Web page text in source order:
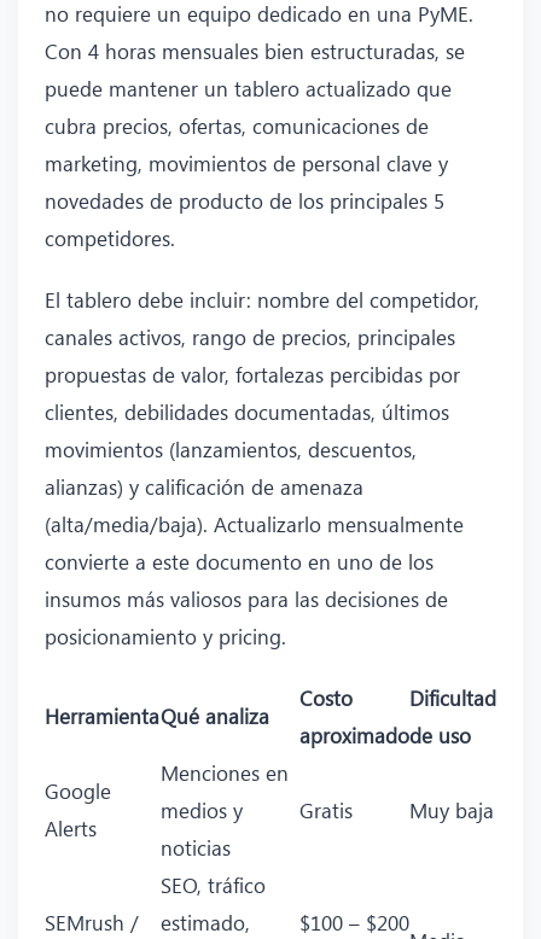
no requiere un equipo dedicado en una PyME.
Con 4 horas mensuales bien estructuradas, se
puede mantener un tablero actualizado que
cubra precios, ofertas, comunicaciones de
marketing, movimientos de personal clave y
novedades de producto de los principales 5
competidores.
El tablero debe incluir: nombre del competidor,
canales activos, rango de precios, principales
propuestas de valor, fortalezas percibidas por
clientes, debilidades documentadas, últimos
movimientos (lanzamientos, descuentos,
alianzas) y calificación de amenaza
(alta/media/baja). Actualizarlo mensualmente
convierte a este documento en uno de los
insumos más valiosos para las decisiones de
posicionamiento y pricing.
HerramientaQué analiza
Costo
aproximado
Dificultad
de uso
Google
Alerts
Menciones en
medios y
noticias
Gratis Muy baja
SEMrush /
SEO, tráfico
estimado,
$100 – $200